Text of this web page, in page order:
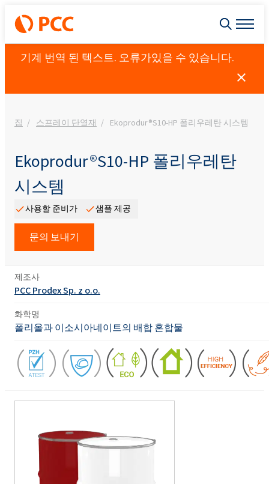
기계 번역 된 텍스트. 오류가있을 수 있습니다.
집 스프레이 단열재 Ekoprodur®S10-HP 폴리우레탄 시스템
Ekoprodur®S10-HP 폴리우레탄
시스템
사용할 준비가 샘플 제공
문의 보내기
제조사
PCC Prodex Sp. z o.o.
화학명
폴리올과 이소시아네이트의 배합 혼합물